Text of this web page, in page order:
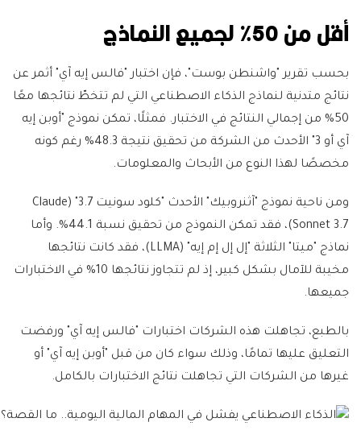
أقل من 50% لجميع النماذج
بحسب تقرير "واشنطن بوست"، فإن اختبار "فالس إيه آي" أثمر عن
نتائج متدنية لنماذج الذكاء الاصطناعي التي لم تتخطّ نتائجها معًا
50% من إجمالي النتائج في الاختبار. فمثلًا، تمكن نموذج "أوبن إيه
آي أو 3" الأحدث من الشركة من تحقيق نتيجة 48.3% رغم كونه
مخصصًا لهذا النوع من الأبحاث والمعلومات.
ومن ناحية نموذج "آثنروبيك" الأحدث "كلود سونيت 3.7" (Claude
Sonnet 3.7)، فقد تمكن النموذج من تحقيق نسبة 44.1%. وأما
نماذج "ميتا" الثلاثة "إل إل إم إيه" (LLMA)، فقد كانت نتائجها
مخيبة للآمال بشكل كبير، إذ لم تتجاوز نتائجها 10% في الاختبارات
جميعها.
بالطبع، تجاهلت هذه الشركات اختبارات "فالس إيه آي" ورفضت
التعليق عليها تمامًا، وذلك سواء كان من قبل "أوبن إيه آي" أو
غيرها من الشركات التي تجاهلت نتائج الاختبارات بالكامل.